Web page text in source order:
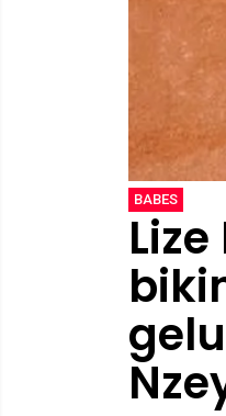
BABES